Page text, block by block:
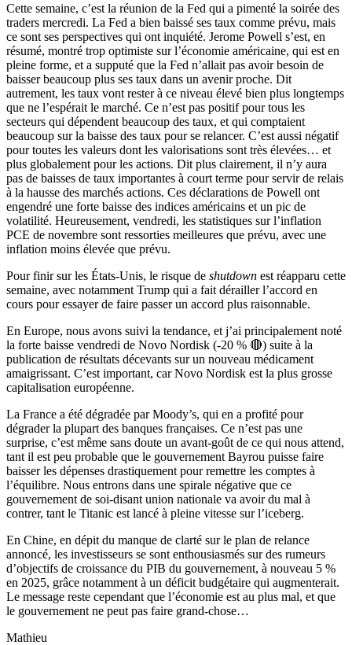
Cette semaine, c’est la réunion de la Fed qui a pimenté la soirée des
traders mercredi. La Fed a bien baissé ses taux comme prévu, mais
ce sont ses perspectives qui ont inquiété. Jerome Powell s’est, en
résumé, montré trop optimiste sur l’économie américaine, qui est en
pleine forme, et a supputé que la Fed n’allait pas avoir besoin de
baisser beaucoup plus ses taux dans un avenir proche. Dit
autrement, les taux vont rester à ce niveau élevé bien plus longtemps
que ne l’espérait le marché. Ce n’est pas positif pour tous les
secteurs qui dépendent beaucoup des taux, et qui comptaient
beaucoup sur la baisse des taux pour se relancer. C’est aussi négatif
pour toutes les valeurs dont les valorisations sont très élevées… et
plus globalement pour les actions. Dit plus clairement, il n’y aura
pas de baisses de taux importantes à court terme pour servir de relais
à la hausse des marchés actions. Ces déclarations de Powell ont
engendré une forte baisse des indices américains et un pic de
volatilité. Heureusement, vendredi, les statistiques sur l’inflation
PCE de novembre sont ressorties meilleures que prévu, avec une
inflation moins élevée que prévu.
Pour finir sur les États-Unis, le risque de shutdown est réapparu cette
semaine, avec notamment Trump qui a fait dérailler l’accord en
cours pour essayer de faire passer un accord plus raisonnable.
En Europe, nous avons suivi la tendance, et j’ai principalement noté
la forte baisse vendredi de Novo Nordisk (-20 % 🔴) suite à la
publication de résultats décevants sur un nouveau médicament
amaigrissant. C’est important, car Novo Nordisk est la plus grosse
capitalisation européenne.
La France a été dégradée par Moody’s, qui en a profité pour
dégrader la plupart des banques françaises. Ce n’est pas une
surprise, c’est même sans doute un avant-goût de ce qui nous attend,
tant il est peu probable que le gouvernement Bayrou puisse faire
baisser les dépenses drastiquement pour remettre les comptes à
l’équilibre. Nous entrons dans une spirale négative que ce
gouvernement de soi-disant union nationale va avoir du mal à
contrer, tant le Titanic est lancé à pleine vitesse sur l’iceberg.
En Chine, en dépit du manque de clarté sur le plan de relance
annoncé, les investisseurs se sont enthousiasmés sur des rumeurs
d’objectifs de croissance du PIB du gouvernement, à nouveau 5 %
en 2025, grâce notamment à un déficit budgétaire qui augmenterait.
Le message reste cependant que l’économie est au plus mal, et que
le gouvernement ne peut pas faire grand-chose…
Mathieu